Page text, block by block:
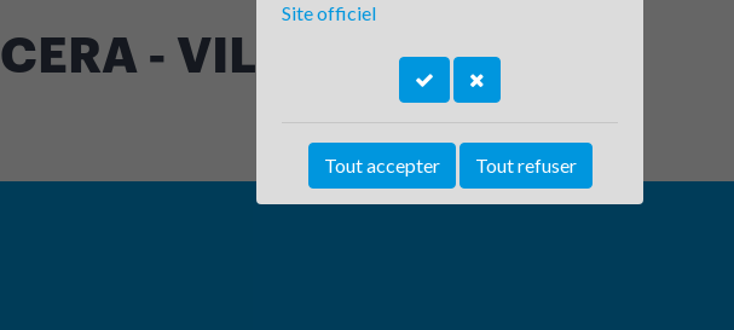
CERA - VILLETTE
Site officiel
Tout accepter Tout refuser